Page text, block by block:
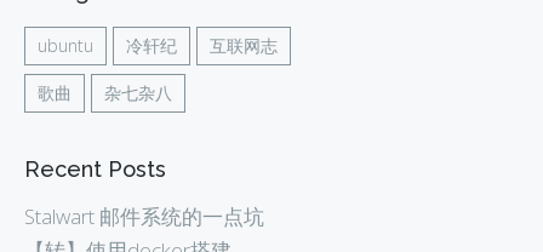
ubuntu 冷轩纪 互联网志
歌曲 杂七杂八
Recent Posts
Stalwart 邮件系统的一点坑